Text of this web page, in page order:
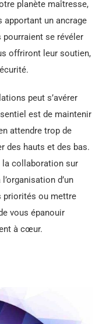
planète maîtresse,
apportant un ancrage
se révéler
offriront leur soutien,
peut s’avérer
est de maintenir
attendre trop de
des hauts et des bas.
la collaboration sur
d’un
priorités ou mettre
vous épanouir
à cœur.